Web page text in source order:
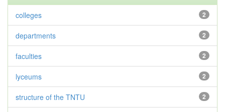
2
colleges
2
departments
2
faculties
2
lyceums
2
structure of the TNTU